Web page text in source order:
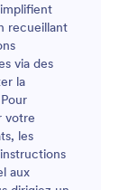
recueillant
via des
la
votre
les
aux